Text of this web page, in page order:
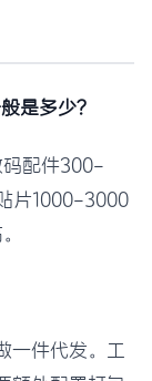
是多少？
码配件300-
片1000-3000
一件代发。工